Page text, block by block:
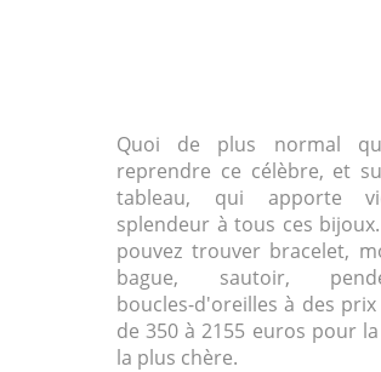
Quoi de plus normal
reprendre ce célèbre, et
tableau, qui apporte
splendeur à tous ces
pouvez trouver bracelet,
bague, sautoir,
boucles-d'oreilles à des
de 350 à 2155 euros pour
la plus chère.